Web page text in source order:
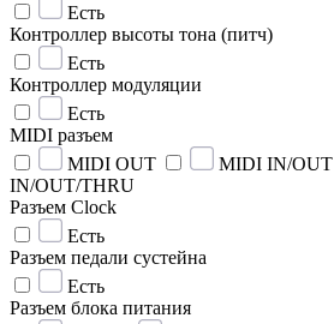
Есть
Контроллер высоты тона (питч)
Есть
Контроллер модуляции
Есть
MIDI разъем
MIDI OUT
MIDI IN/OUT
IN/OUT/THRU
Разъем Clock
Есть
Разъем педали сустейна
Есть
Разъем блока питания